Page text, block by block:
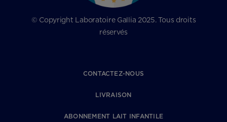
© Copyright Laboratoire Gallia 2025. Tous droits
réservés
CONTACTEZ-NOUS
LIVRAISON
ABONNEMENT LAIT INFANTILE